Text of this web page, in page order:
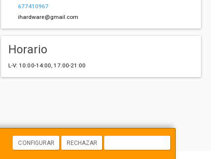
CONFIGURAR RECHAZAR
677410967
ihardware@gmail.com
Horario
L-V: 10:00-14:00, 17:00-21:00